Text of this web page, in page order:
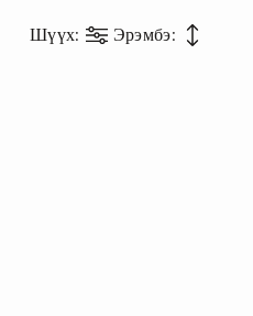
Шүүх: Эрэмбэ: